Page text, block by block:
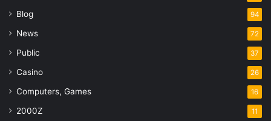
Blog 94
News 72
Public 37
Casino 26
Computers, Games 16
2000Z 11